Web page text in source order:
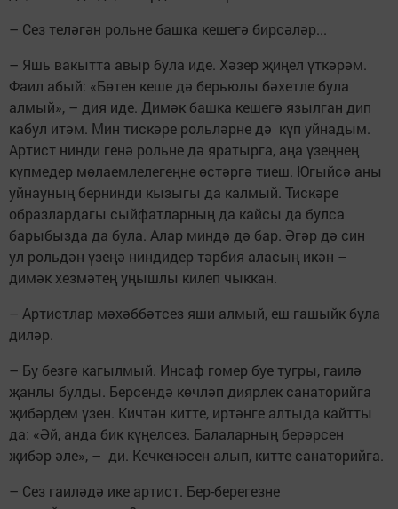
– Сез теләгән рольне башка кешегә бирсәләр...
– Яшь вакытта авыр була иде. Хәзер җиңел үткәрәм.
Фаил абый: «Бөтен кеше дә берьюлы бәхетле була
алмый», – дия иде. Димәк башка кешегә язылган дип
кабул итәм. Мин тискәре рольләрне дә күп уйнадым.
Артист нинди генә рольне дә яратырга, аңа үзеңнең
күпмедер мөлаемлелегеңне өстәргә тиеш. Югыйсә аны
уйнауның бернинди кызыгы да калмый. Тискәре
образлардагы сыйфатларның да кайсы да булса
барыбызда да була. Алар миндә дә бар. Әгәр дә син
ул рольдән үзеңә ниндидер тәрбия аласың икән –
димәк хезмәтең уңышлы килеп чыккан.
– Артистлар мәхәббәтсез яши алмый, еш гашыйк була
диләр.
– Бу безгә кагылмый. Инсаф гомер буе тугры, гаилә
җанлы булды. Берсендә көчләп диярлек санаторийга
җибәрдем үзен. Кичтән китте, иртәнге алтыда кайтты
да: «Әй, анда бик күңелсез. Балаларның берәрсен
җибәр әле», – ди. Кечкенәсен алып, китте санаторийга.
– Сез гаиләдә ике артист. Бер-берегезне